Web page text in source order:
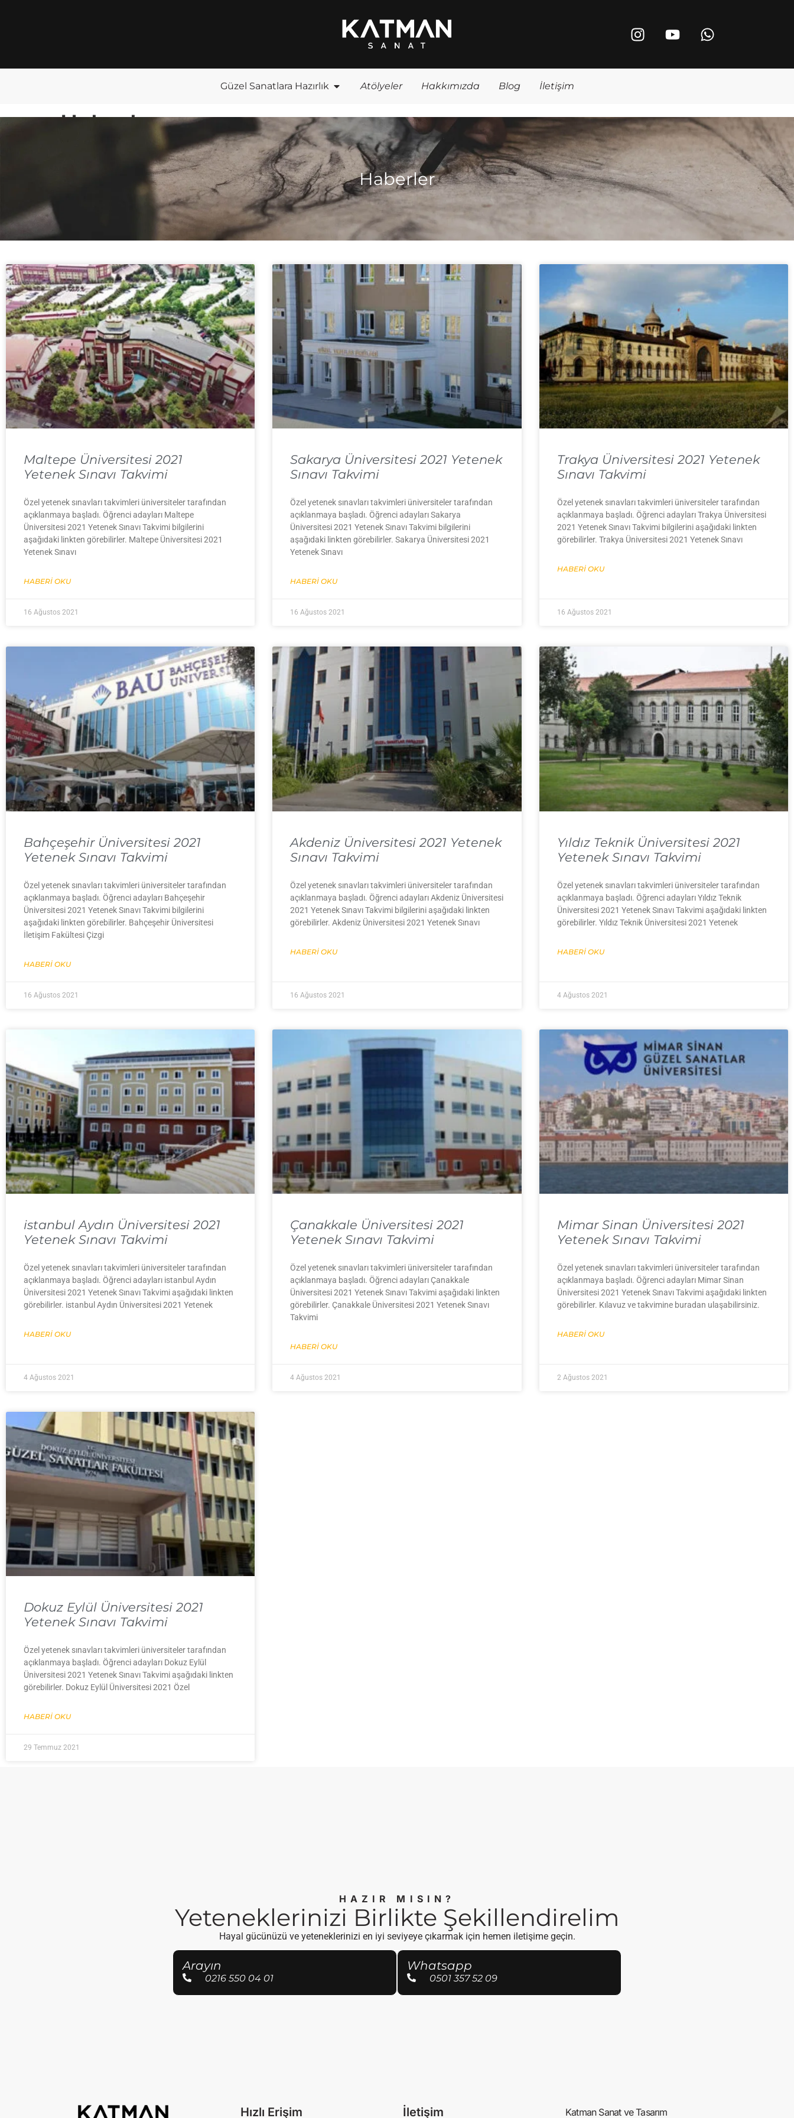
Güzel Sanatlara Hazırlık Atölyeler Hakkımızda Blog İletişim
Haberler
Haberler
Maltepe Üniversitesi 2021
Yetenek Sınavı Takvimi
Özel yetenek sınavları takvimleri üniversiteler tarafından
açıklanmaya başladı. Öğrenci adayları Maltepe
Üniversitesi 2021 Yetenek Sınavı Takvimi bilgilerini
aşağıdaki linkten görebilirler. Maltepe Üniversitesi 2021
Yetenek Sınavı
HABERI OKU
16 Ağustos 2021
Sakarya Üniversitesi 2021 Yetenek
Sınavı Takvimi
Özel yetenek sınavları takvimleri üniversiteler tarafından
açıklanmaya başladı. Öğrenci adayları Sakarya
Üniversitesi 2021 Yetenek Sınavı Takvimi bilgilerini
aşağıdaki linkten görebilirler. Sakarya Üniversitesi 2021
Yetenek Sınavı
HABERI OKU
16 Ağustos 2021
Trakya Üniversitesi 2021 Yetenek
Sınavı Takvimi
Özel yetenek sınavları takvimleri üniversiteler tarafından
açıklanmaya başladı. Öğrenci adayları Trakya Üniversitesi
2021 Yetenek Sınavı Takvimi bilgilerini aşağıdaki linkten
görebilirler. Trakya Üniversitesi 2021 Yetenek Sınavı
HABERI OKU
16 Ağustos 2021
Bahçeşehir Üniversitesi 2021
Yetenek Sınavı Takvimi
Özel yetenek sınavları takvimleri üniversiteler tarafından
açıklanmaya başladı. Öğrenci adayları Bahçeşehir
Üniversitesi 2021 Yetenek Sınavı Takvimi bilgilerini
aşağıdaki linkten görebilirler. Bahçeşehir Üniversitesi
İletişim Fakültesi Çizgi
HABERI OKU
16 Ağustos 2021
Akdeniz Üniversitesi 2021 Yetenek
Sınavı Takvimi
Özel yetenek sınavları takvimleri üniversiteler tarafından
açıklanmaya başladı. Öğrenci adayları Akdeniz Üniversitesi
2021 Yetenek Sınavı Takvimi bilgilerini aşağıdaki linkten
görebilirler. Akdeniz Üniversitesi 2021 Yetenek Sınavı
HABERI OKU
16 Ağustos 2021
Yıldız Teknik Üniversitesi 2021
Yetenek Sınavı Takvimi
Özel yetenek sınavları takvimleri üniversiteler tarafından
açıklanmaya başladı. Öğrenci adayları Yıldız Teknik
Üniversitesi 2021 Yetenek Sınavı Takvimi aşağıdaki linkten
görebilirler. Yıldız Teknik Üniversitesi 2021 Yetenek
HABERI OKU
4 Ağustos 2021
istanbul Aydın Üniversitesi 2021
Yetenek Sınavı Takvimi
Özel yetenek sınavları takvimleri üniversiteler tarafından
açıklanmaya başladı. Öğrenci adayları istanbul Aydın
Üniversitesi 2021 Yetenek Sınavı Takvimi aşağıdaki linkten
görebilirler. istanbul Aydın Üniversitesi 2021 Yetenek
HABERI OKU
4 Ağustos 2021
Çanakkale Üniversitesi 2021
Yetenek Sınavı Takvimi
Özel yetenek sınavları takvimleri üniversiteler tarafından
açıklanmaya başladı. Öğrenci adayları Çanakkale
Üniversitesi 2021 Yetenek Sınavı Takvimi aşağıdaki linkten
görebilirler. Çanakkale Üniversitesi 2021 Yetenek Sınavı
Takvimi
HABERI OKU
4 Ağustos 2021
Mimar Sinan Üniversitesi 2021
Yetenek Sınavı Takvimi
Özel yetenek sınavları takvimleri üniversiteler tarafından
açıklanmaya başladı. Öğrenci adayları Mimar Sinan
Üniversitesi 2021 Yetenek Sınavı Takvimi aşağıdaki linkten
görebilirler. Kılavuz ve takvimine buradan ulaşabilirsiniz.
HABERI OKU
2 Ağustos 2021
Dokuz Eylül Üniversitesi 2021
Yetenek Sınavı Takvimi
Özel yetenek sınavları takvimleri üniversiteler tarafından
açıklanmaya başladı. Öğrenci adayları Dokuz Eylül
Üniversitesi 2021 Yetenek Sınavı Takvimi aşağıdaki linkten
görebilirler. Dokuz Eylül Üniversitesi 2021 Özel
HABERI OKU
29 Temmuz 2021
HAZIR MISIN?
Yeteneklerinizi Birlikte Şekillendirelim
Hayal gücünüzü ve yeteneklerinizi en iyi seviyeye çıkarmak için hemen iletişime geçin.
Arayın
0216 550 04 01
Whatsapp
0501 357 52 09
Hızlı Erişim İletişim Katman Sanat ve Tasarım